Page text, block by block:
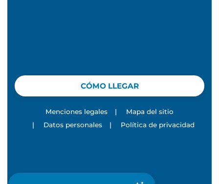
CÓMO LLEGAR
Menciones legales |
Mapa del sitio
|
Datos personales | Política de privacidad